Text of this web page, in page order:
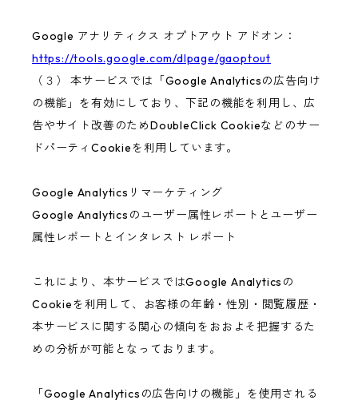
Google アナリティクス オプトアウト アドオン：
https://tools.google.com/dlpage/gaoptout
（３） 本サービスでは「Google Analyticsの広告向け
の機能」を有効にしており、下記の機能を利用し、広
告やサイト改善のためDoubleClick Cookieなどのサー
ドパーティCookieを利用しています。
Google Analyticsリマーケティング
Google Analyticsのユーザー属性レポートとユーザー
属性レポートとインタレスト レポート
これにより、本サービスではGoogle Analyticsの
Cookieを利用して、お客様の年齢・性別・閲覧履歴・
本サービスに関する関心の傾向をおおよそ把握するた
めの分析が可能となっております。
「Google Analyticsの広告向けの機能」を使用される